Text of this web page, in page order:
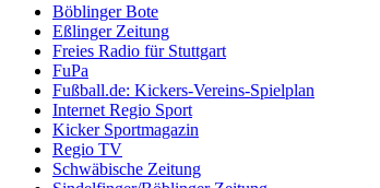
Böblinger Bote
Eßlinger Zeitung
Freies Radio für Stuttgart
FuPa
Fußball.de: Kickers-Vereins-Spielplan
Internet Regio Sport
Kicker Sportmagazin
Regio TV
Schwäbische Zeitung